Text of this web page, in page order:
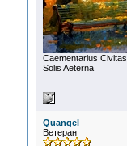
Сaementarius Civitas
Solis Aeterna
Quangel
Ветеран